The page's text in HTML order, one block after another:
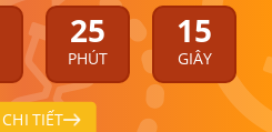
25
PHÚT
15
GIÂY
TIẾT